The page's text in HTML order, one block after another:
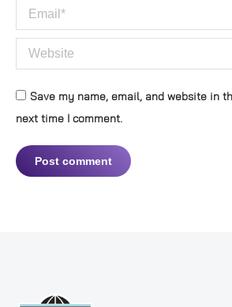
Email *
Website
Save my name, email, and website in
next time I comment.
Post comment